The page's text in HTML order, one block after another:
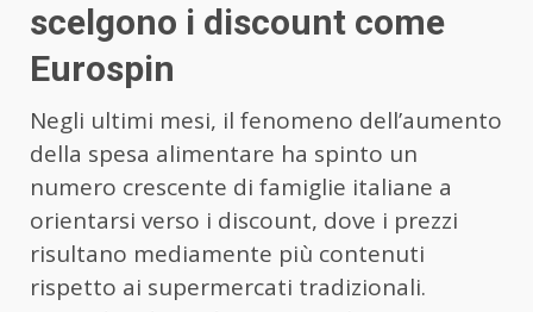
scelgono i discount come
Eurospin
Negli ultimi mesi, il fenomeno dell’aumento
della spesa alimentare ha spinto un
numero crescente di famiglie italiane a
orientarsi verso i discount, dove i prezzi
risultano mediamente più contenuti
rispetto ai supermercati tradizionali.